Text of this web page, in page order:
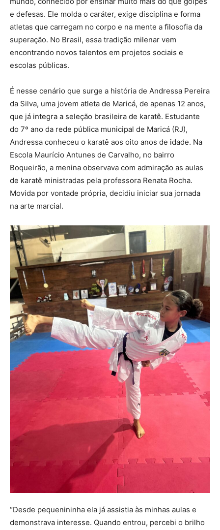
e defesas. Ele molda o caráter, exige disciplina e forma
atletas que carregam no corpo e na mente a filosofia da
superação. No Brasil, essa tradição milenar vem
encontrando novos talentos em projetos sociais e
escolas públicas.
É nesse cenário que surge a história de Andressa Pereira
da Silva, uma jovem atleta de Maricá, de apenas 12 anos,
que já integra a seleção brasileira de karatê. Estudante
do 7º ano da rede pública municipal de Maricá (RJ),
Andressa conheceu o karatê aos oito anos de idade. Na
Escola Maurício Antunes de Carvalho, no bairro
Boqueirão, a menina observava com admiração as aulas
de karatê ministradas pela professora Renata Rocha.
Movida por vontade própria, decidiu iniciar sua jornada
na arte marcial.
“Desde pequenininha ela já assistia às minhas aulas e
demonstrava interesse. Quando entrou, percebi o brilho